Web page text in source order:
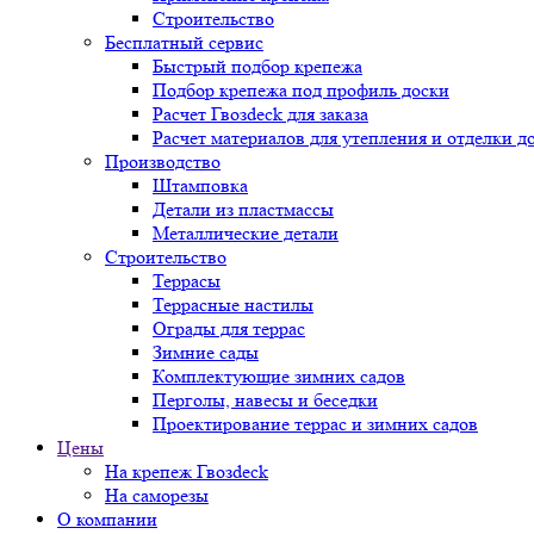
Строительство
Бесплатный сервис
Быстрый подбор крепежа
Подбор крепежа под профиль доски
Расчет Гвозdeck для заказа
Расчет материалов для утепления и отделки
Производство
Штамповка
Детали из пластмассы
Металлические детали
Строительство
Террасы
Террасные настилы
Ограды для террас
Зимние сады
Комплектующие зимних садов
Перголы, навесы и беседки
Проектирование террас и зимних садов
Цены
На крепеж Гвозdeck
На саморезы
О компании